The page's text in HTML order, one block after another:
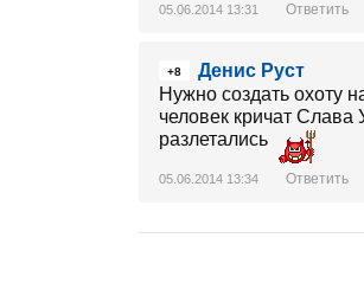
05.06.2014 13:31 Ответить
+8
Денис Руст
Нужно создать охоту
человек кричат
разлетались
05.06.2014 13:34 Ответить